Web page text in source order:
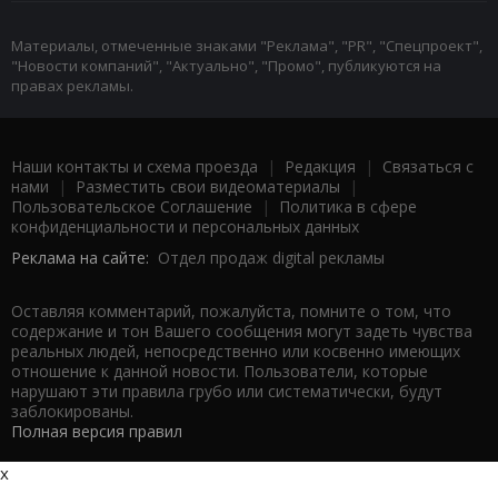
Материалы, отмеченные знаками "Реклама", "PR", "Спецпроект",
"Новости компаний", "Актуально", "Промо", публикуются на
правах рекламы.
Наши контакты и схема проезда | Редакция | Связаться с
нами | Разместить свои видеоматериалы |
Пользовательское Соглашение |
Политика в сфере
конфиденциальности и персональных данных
Реклама на сайте: Отдел продаж digital рекламы
Оставляя комментарий, пожалуйста, помните о том, что
содержание и тон Вашего сообщения могут задеть чувства
реальных людей, непосредственно или косвенно имеющих
отношение к данной новости. Пользователи, которые
нарушают эти правила грубо или систематически, будут
заблокированы.
Полная версия правил
x